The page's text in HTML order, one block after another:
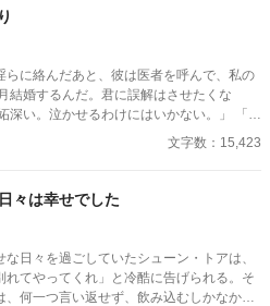
る陰謀。 もう二度と傷つきた
てた側の後悔と執着が加
ガバースBL。
らに絡んだあと、彼は医者を呼んで、私の
結婚するんだ。君に誤解はさせたくな
深い。泣かせるわけにはいかない。」 「君
オメガだろ？ 俺の印をつけたまま、他の
なんてありえない。」 彼は冷たく、けれ
ってきたんだから、君を傷つけたりはしな
招待状を送る。必ず来て、席につけよ。」
を拝見し、大変申し訳なく思っておりま
勉強しており、この文章はAI作品ではあり
ソフトを使用しています。 もし読んでくだ
しな点をご指摘いただけましたら、 本当に
文字数：15,423
々は幸せでした
日々を過ごしていたシューン・トアは、
れてやってくれ」と冷酷に告げられる。そ
、何一つ言い返せず、飲み込むしかなかっ